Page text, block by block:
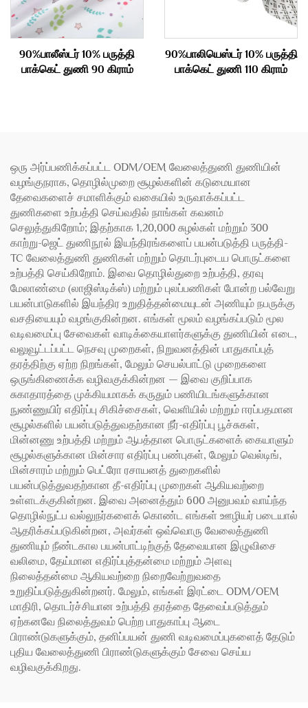
90%பாலீஸ்டர் 10% பருத்தி
பாக்கெட் துணி 90 கிராம்
90%பாலியெஸ்டர் 10% பருத்தி
பாக்கெட் துணி 110 கிராம்
ஒரு அர்ப்பணிக்கப்பட்ட ODM/OEM வேலைத்துணி துணியின்
வழங்குநராக, தொழில்முறை சூழல்களின் கடுமையான
தேவைகளைச் சமாளிக்கும் வகையில் உருவாக்கப்பட்ட
துணிகளை உற்பத்தி செய்வதில் நாங்கள் கவனம்
செலுத்துகிறோம்; இதற்காக 1,20,000 சுழல்கள் மற்றும் 300
காற்று-ஜெட் துணிநூல் இயந்திரங்களைப் பயன்படுத்தி பருத்தி-
TC வேலைத்துணி துணிகள் மற்றும் தொடர்புடைய பொருட்களை
உற்பத்தி செய்கிறோம். இவை தொழில்துறை உற்பத்தி, தரவு
மேலாண்மை (லாஜிஸ்டிக்ஸ்) மற்றும் புலப்பணிகள் போன்ற பல்வேறு
பயன்பாடுகளில் இயந்திர உறுதித்தன்மையுடன் அணியும் நபருக்கு
வசதியையும் வழங்குகின்றன. எங்கள் மூலம் வழங்கப்படும் மூல
வடிவமைப்பு சேவைகள் வாடிக்கையாளர்களுக்கு துணியின் எடை,
வலுவூட்டப்பட்ட நெசவு முறைகள், நிறுவனத்தின் பாதுகாப்புத்
தரத்திற்கு ஏற்ற நிறங்கள், மேலும் செயல்பாட்டு முறைகளை
ஒருங்கிணைக்க வழிவகுக்கின்றன — இவை குறிப்பாக
சுகாதாரத்தை முக்கியமாகக் கருதும் பணியிடங்களுக்கான
நுண்ணுயிர் எதிர்ப்பு சிகிச்சைகள், வெளியில் மற்றும் ஈரப்பதமான
சூழல்களில் பயன்படுத்துவதற்கான நீர்-எதிர்ப்பு பூச்சுகள்,
மின்னணு உற்பத்தி மற்றும் ஆபத்தான பொருட்களைக் கையாளும்
சூழல்களுக்கான மின்சார எதிர்ப்பு பண்புகள், மேலும் வெல்டிங்,
மின்சாரம் மற்றும் பெட்ரோ ரசாயனத் துறைகளில்
பயன்படுத்துவதற்கான தீ-எதிர்ப்பு முறைகள் ஆகியவற்றை
உள்ளடக்குகின்றன. இவை அனைத்தும் 600 அனுபவம் வாய்ந்த
தொழில்நுட்ப வல்லுநர்களைக் கொண்ட எங்கள் ஊழியர் படையால்
ஆதரிக்கப்படுகின்றன, அவர்கள் ஒவ்வொரு வேலைத்துணி
துணியும் நீண்டகால பயன்பாட்டிற்குத் தேவையான இழுவிசை
வலிமை, தேய்மான எதிர்ப்புத்தன்மை மற்றும் அளவு
நிலைத்தன்மை ஆகியவற்றை நிறைவேற்றுவதை
உறுதிப்படுத்துகின்றனர். மேலும், எங்கள் இரட்டை ODM/OEM
மாதிரி, தொடர்ச்சியான உற்பத்தி தரத்தை தேவைப்படுத்தும்
ஏற்கனவே நிலைத்துவம் பெற்ற பாதுகாப்பு ஆடை
பிராண்டுகளுக்கும், தனிப்பயன் துணி வடிவமைப்புகளைத் தேடும்
புதிய வேலைத்துணி பிராண்டுகளுக்கும் சேவை செய்ய
வழிவகுக்கிறது.